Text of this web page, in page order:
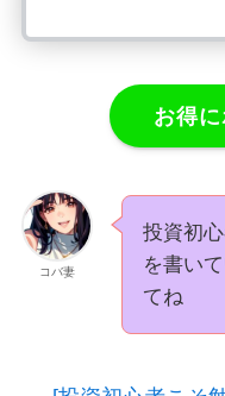
お得に
コバ妻
投資初
を書い
てね